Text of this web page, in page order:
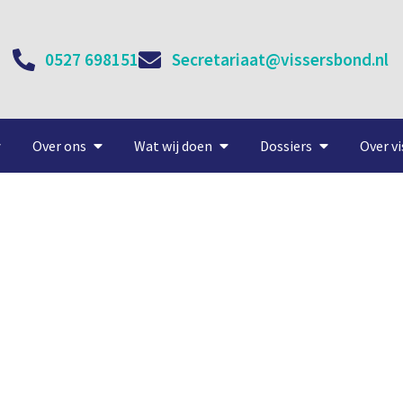
0527 698151 Secretariaat@vissersbond.nl
Over ons Wat wij doen Dossiers Over